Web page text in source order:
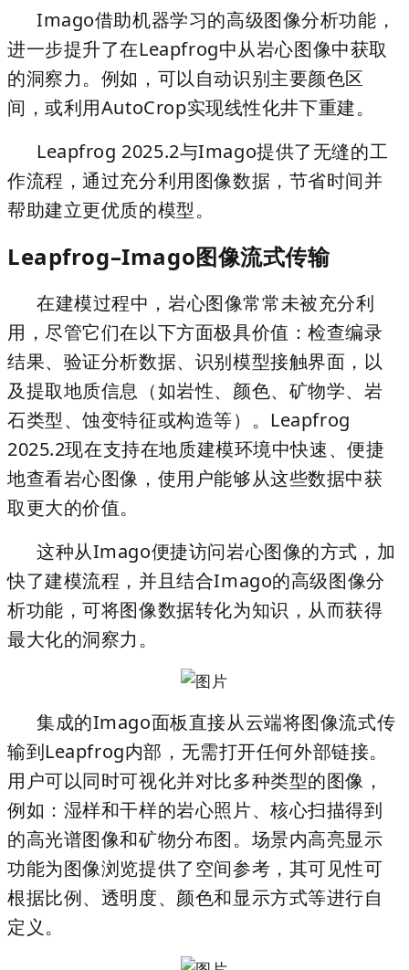
Imago借助机器学习的高级图像分析功能，
进一步提升了在Leapfrog中从岩心图像中获取
的洞察力。例如，可以自动识别主要颜色区
间，或利用AutoCrop实现线性化井下重建。
Leapfrog 2025.2与Imago提供了无缝的工
作流程，通过充分利用图像数据，节省时间并
帮助建立更优质的模型。
Leapfrog–Imago图像流式传输
在建模过程中，岩心图像常常未被充分利
用，尽管它们在以下方面极具价值：检查编录
结果、验证分析数据、识别模型接触界面，以
及提取地质信息（如岩性、颜色、矿物学、岩
石类型、蚀变特征或构造等）。Leapfrog
2025.2现在支持在地质建模环境中快速、便捷
地查看岩心图像，使用户能够从这些数据中获
取更大的价值。
这种从Imago便捷访问岩心图像的方式，加
快了建模流程，并且结合Imago的高级图像分
析功能，可将图像数据转化为知识，从而获得
最大化的洞察力。
集成的Imago面板直接从云端将图像流式传
输到Leapfrog内部，无需打开任何外部链接。
用户可以同时可视化并对比多种类型的图像，
例如：湿样和干样的岩心照片、核心扫描得到
的高光谱图像和矿物分布图。 场景内高亮显示
功能为图像浏览提供了空间参考，其可见性可
根据比例、透明度、颜色和显示方式等进行自
定义。